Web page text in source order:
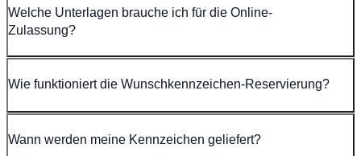
Welche Unterlagen brauche ich für die Online-
Zulassung?
Wie funktioniert die Wunschkennzeichen-Reservierung?
Wann werden meine Kennzeichen geliefert?